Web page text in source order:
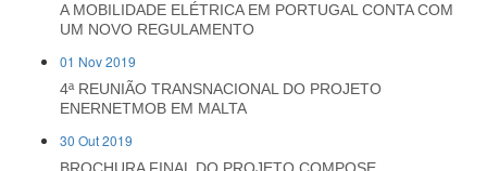
A MOBILIDADE ELÉTRICA EM PORTUGAL CONTA COM
UM NOVO REGULAMENTO
01 Nov 2019
4ª REUNIÃO TRANSNACIONAL DO PROJETO
ENERNETMOB EM MALTA
30 Out 2019